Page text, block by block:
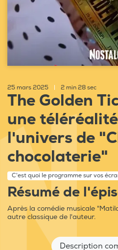
25 mars 2025 2 min 28 sec
The Golden
une
l'univers de
chocolaterie"
C'est quoi le programme sur vos
Résumé de
Après la comédie musicale
autre classique de l'auteur.
Description